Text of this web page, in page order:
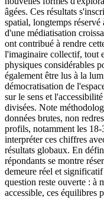
âgées. Ces résultats
spatial, longtemps
d'une médiatisation
ont contribué à rendre
l'imaginaire collectif, tout
physiques considérables
également être lus à la
démocratisation de
sur le sens et
divisées. Note
données brutes, non
profils, notamment les
interpréter ces chiffres
résultats globaux. En
répondants se montre
demeure réel et
question reste ouverte : à
accessible, ces équilibres